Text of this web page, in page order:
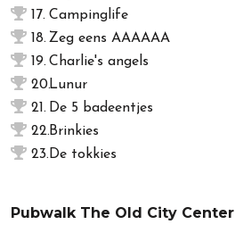
17. Campinglife
18.Zeg eens AAAAAA
19.Charlie's angels
20.Lunur
21.De 5 badeentjes
22.Brinkies
23.De tokkies
Pubwalk The Old City Center